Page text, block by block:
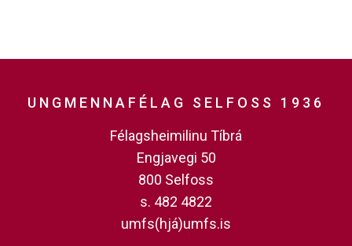
UNGMENNAFÉLAG SELFOSS 1936
Félagsheimilinu Tíbrá
Engjavegi 50
800 Selfoss
s. 482 4822
umfs(hjá)umfs.is